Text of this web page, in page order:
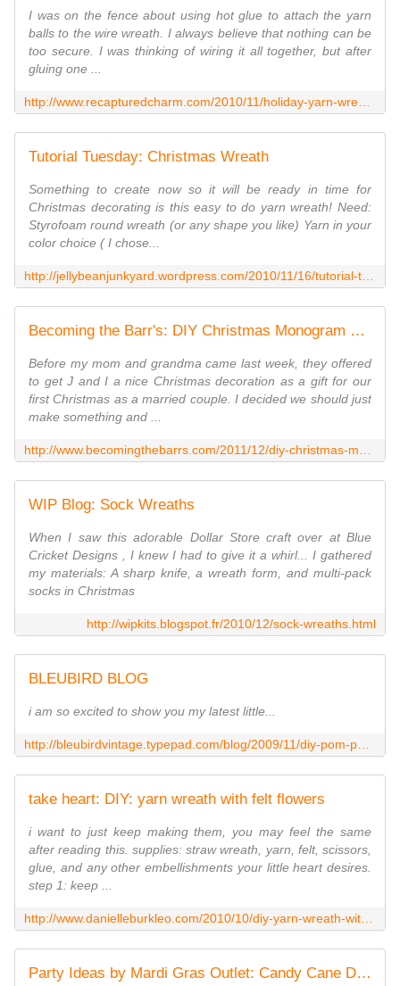
I was on the fence about using hot glue to attach the yarn
balls to the wire wreath. I always believe that nothing can be
too secure. I was thinking of wiring it all together, but after
gluing one ...
Tutorial Tuesday: Christmas Wreath
Something to create now so it will be ready in time for
Christmas decorating is this easy to do yarn wreath! Need:
Styrofoam round wreath (or any shape you like) Yarn in your
color choice ( I chose...
Becoming the Barr's: DIY Christmas Monogram Wreath Tutorial
Before my mom and grandma came last week, they offered
to get J and I a nice Christmas decoration as a gift for our
first Christmas as a married couple. I decided we should just
make something and ...
WIP Blog: Sock Wreaths
When I saw this adorable Dollar Store craft over at Blue
Cricket Designs , I knew I had to give it a whirl... I gathered
my materials: A sharp knife, a wreath form, and multi-pack
socks in Christmas
http://wipkits.blogspot.fr/2010/12/sock-wreaths.html
BLEUBIRD BLOG
i am so excited to show you my latest little...
take heart: DIY: yarn wreath with felt flowers
i want to just keep making them, you may feel the same
after reading this. supplies: straw wreath, yarn, felt, scissors,
glue, and any other embellishments your little heart desires.
step 1: keep ...
Party Ideas by Mardi Gras Outlet: Candy Cane Door Decoration with Deco Mesh: A Tutorial